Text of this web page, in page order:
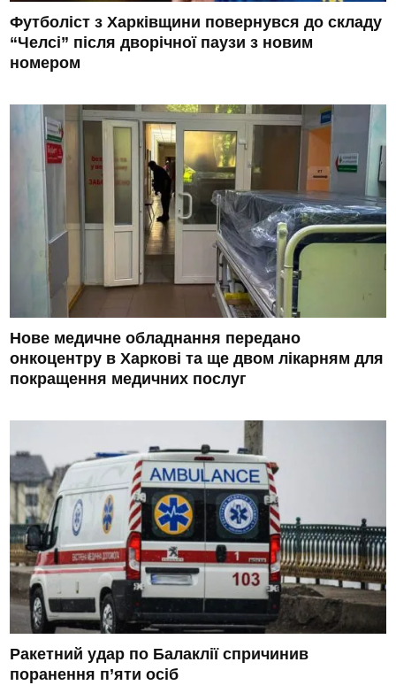
Футболіст з Харківщини повернувся до складу
“Челсі” після дворічної паузи з новим
номером
Нове медичне обладнання передано
онкоцентру в Харкові та ще двом лікарням для
покращення медичних послуг
Ракетний удар по Балаклії спричинив
поранення п’яти осіб